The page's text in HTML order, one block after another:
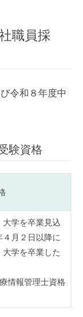
職員採
令和８年度中
験資格
学を卒業見込
月２日以降に
学を卒業した
情報管理士資格